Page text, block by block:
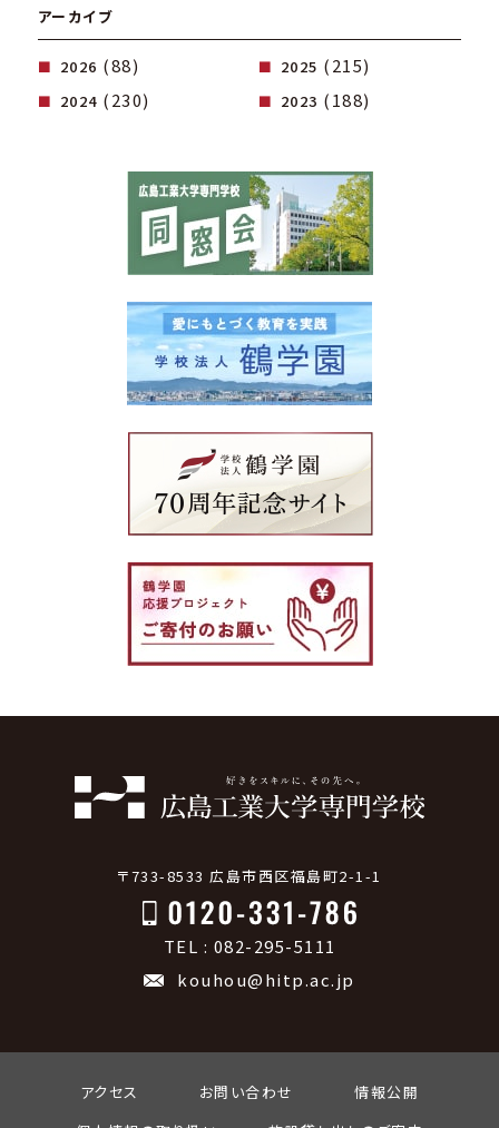
アーカイブ
2026 (88) 2025 (215)
2024 (230) 2023 (188)
〒733-8533 広島市西区福島町2-1-1
TEL : 082-295-5111
kouhou@hitp.ac.jp
アクセス お問い合わせ
情報公開